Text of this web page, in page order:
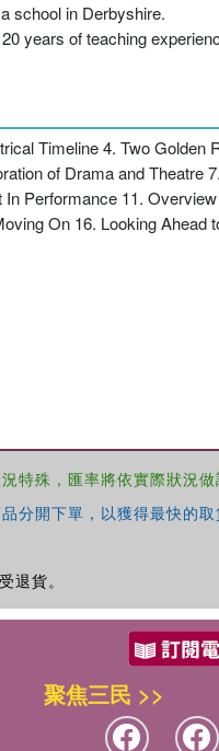
school in Derbyshire.
years of teaching
Timeline 4. Two Golden
of Drama and Theatre 7.
Performance 11.
On 16. Looking Ahead
特殊，匯率將依實際狀況做
開下單，以獲得最快的取
退貨。
聚焦三民 >>